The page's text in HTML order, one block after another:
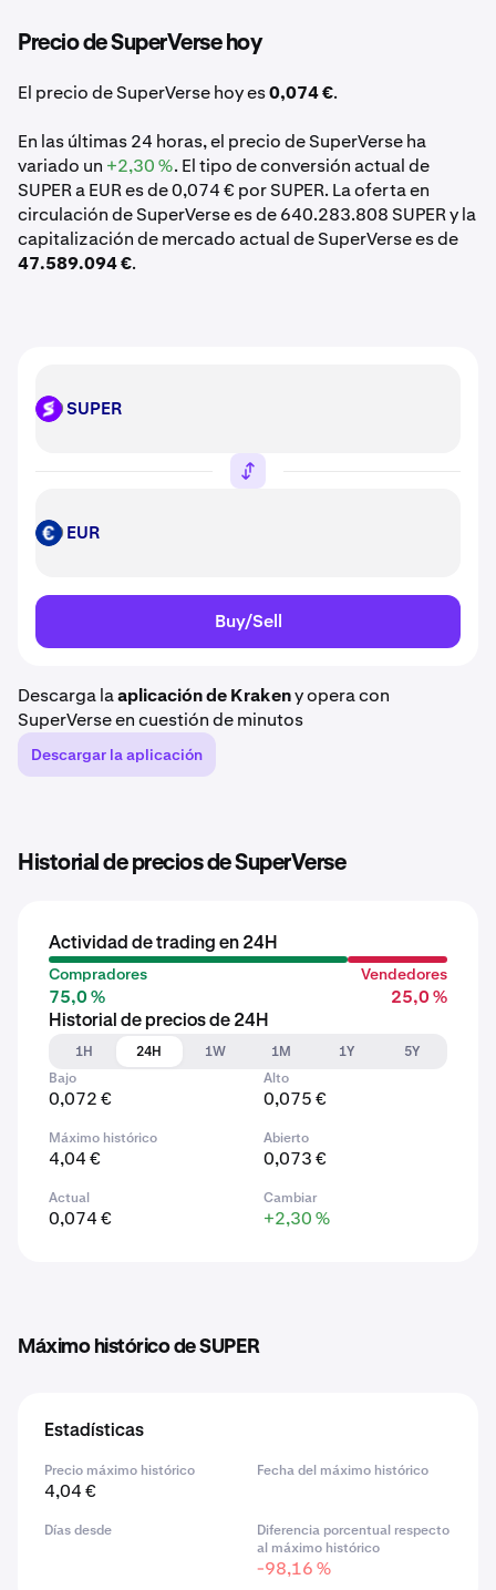
Precio de SuperVerse hoy
El precio de SuperVerse hoy es0,074 €.
En las últimas 24 horas, el precio de SuperVerse ha
variado un +2,30 %. El tipo de conversión actual de
SUPER a EUR es de 0,074 € por SUPER. La oferta en
circulación de SuperVerse es de 640.283.808 SUPER y la
capitalización de mercado actual de SuperVerse es de
47.589.094 €.
SUPER SUPER
EUR EUR
Buy/Sell
Descarga laaplicación de Krakeny opera con
SuperVerse en cuestión de minutos
Descargar la aplicación
Historial de precios de SuperVerse
Actividad de trading en 24H
Compradores
75,0 %
Vendedores
25,0 %
Historial de precios de 24H
1H
24H 1W 1M 1Y
5Y
Bajo
0,072 €
Alto
0,075 €
Máximo histórico
4,04 €
Abierto
0,073 €
Actual
0,074 €
Cambiar
+2,30 %
Máximo histórico de SUPER
Estadísticas
Precio máximo histórico
4,04 €
Fecha del máximo histórico
Días desde
Diferencia porcentual respecto
al máximo histórico
-98,16 %